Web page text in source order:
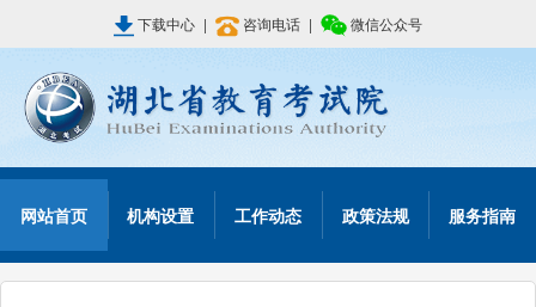
下载中心 | 咨询电话 | 微信公众号
网站首页 机构设置 工作动态 政策法规 服务指南